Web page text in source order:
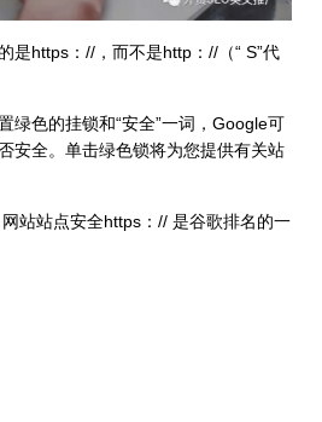
是https：//，而不是http：//（“ S”代
绿色的挂锁和“安全”一词，Google可
安全。单击绿色锁将为您提供有关站
站站点安全https：// 是谷歌排名的一